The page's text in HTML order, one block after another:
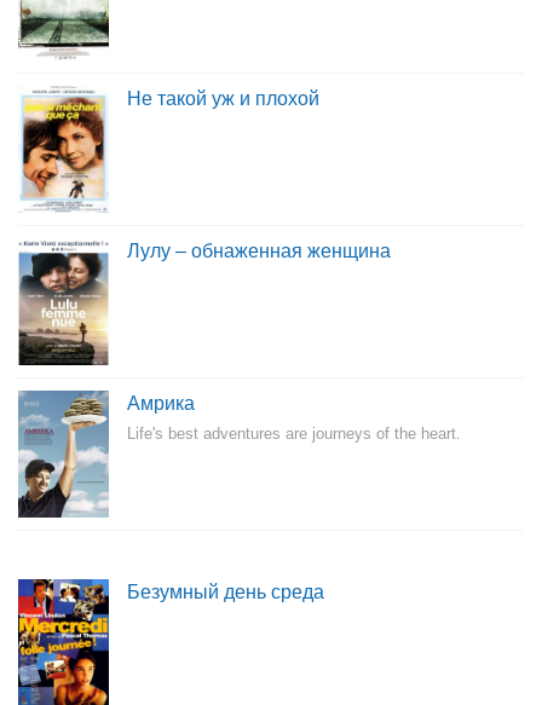
Не такой уж и плохой
Лулу – обнаженная женщина
Амрика
Life's best adventures are journeys of the heart.
Безумный день среда